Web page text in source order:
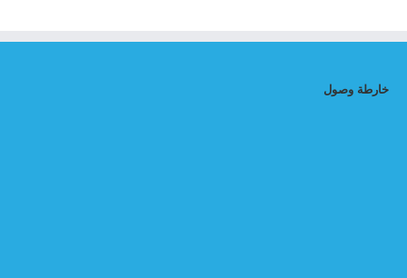
خارطة وصول